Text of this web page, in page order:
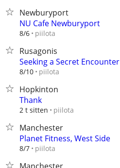
Newburyport
NU Cafe Newburyport
8/6 piilota
Rusagonis
Seeking a Secret Encounter
8/10 piilota
Hopkinton
Thank
2 t sitten piilota
Manchester
Planet Fitness, West Side
8/7 piilota